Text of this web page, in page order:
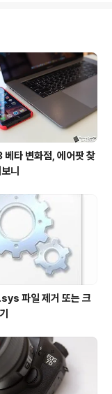
타 변화점, 에어팟 찾
니
파일 제거 또는 크